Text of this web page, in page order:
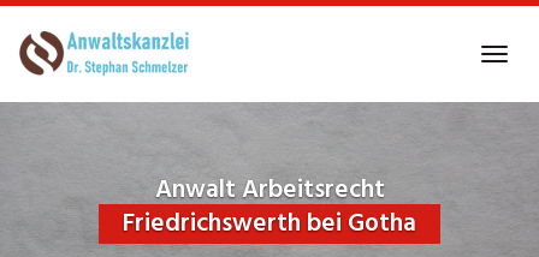
to
Anwalt Arbeitsrecht
Friedrichswerth bei Gotha